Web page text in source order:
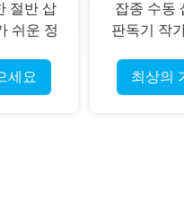
절반 삽
쉬운 정
세요
잡종 수동
판독기 작
최상의